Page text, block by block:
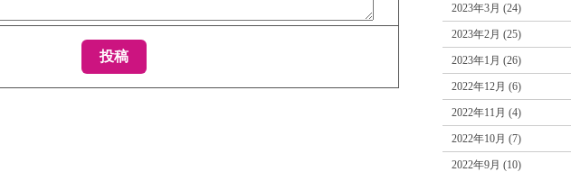
2023年3月 (24)
2023年2月 (25)
2023年1月 (26)
2022年12月 (6)
2022年11月 (4)
2022年10月 (7)
2022年9月 (10)